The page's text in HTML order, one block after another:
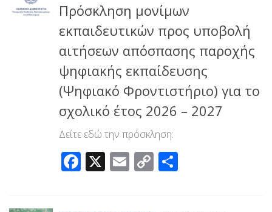
Πρόσκληση μονίμων
εκπαιδευτικών προς υποβολή
αιτήσεων απόσπασης παροχής
ψηφιακής εκπαίδευσης
(Ψηφιακό Φροντιστήριο) για το
σχολικό έτος 2026 – 2027
Δείτε εδώ την πρόσκληση:
Facebook
X Email
Copy